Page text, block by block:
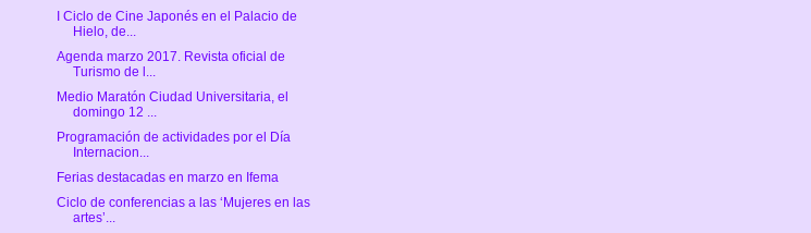
I Ciclo de Cine Japonés en el Palacio de
Hielo, de...
Agenda marzo 2017. Revista oficial de
Turismo de l...
Medio Maratón Ciudad Universitaria, el
domingo 12 ...
Programación de actividades por el Día
Internacion...
Ferias destacadas en marzo en Ifema
Ciclo de conferencias a las ‘Mujeres en las
artes’...